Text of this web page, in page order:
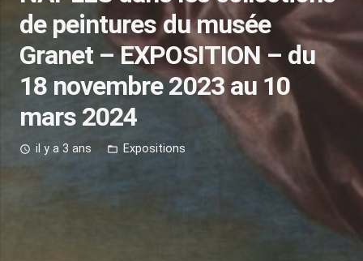
de peintures du musée
Granet – EXPOSITION – du
18 novembre 2023 au 10
mars 2024
access_time il y a 3 ans folder_open Expositions